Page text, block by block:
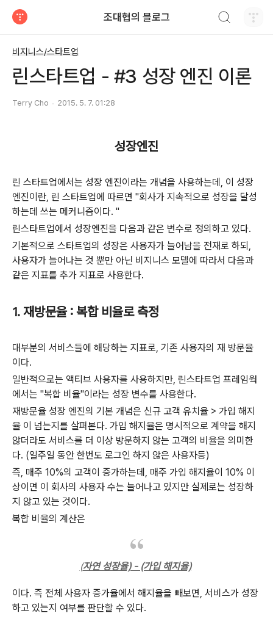
조대협의 블로그
비지니스/스타트업
린스타트업 - #3 성장 엔진 이론
Terry Cho 2015. 5. 7. 01:28
성장엔진
린 스타트업에서는 성장 엔진이라는 개념을 사용하는데, 이 성장
엔진이란, 린 스타트업에 따르면 "회사가 지속적으로 성장을 달성
하는데 쓰는 메커니즘이다. "
린스타트업에서 성장엔진을 다음과 같은 변수로 정의하고 있다.
기본적으로 스타트업의 성장은 사용자가 늘어남을 전재로 하되,
사용자가 늘어나는 것 뿐만 아닌 비지니스 모델에 따라서 다음과
같은 지표를 추가 지표로 사용한다.
1. 재방문율 : 복합 비율로 측정
대부분의 서비스들에 해당하는 지표로, 기존 사용자의 재 방문율
이다.
일반적으로는 액티브 사용자를 사용하지만, 린스타트업 프레임웍
에서는 "복합 비율"이라는 성장 변수를 사용한다.
재방문율 성장 엔진의 기본 개념은 신규 고객 유치율 > 가입 해지
율 이 넘는지를 살펴본다. 가입 해지율은 명시적으로 계약을 해지
않더라도 서비스를 더 이상 방문하지 않는 고객의 비율을 의미한
다. (일주일 동안 한번도 로그인 하지 않은 사용자등)
즉, 매주 10%의 고객이 증가하는데, 매주 가입 해지율이 10% 이
상이면 이 회사의 사용자 수는 늘어나고 있지만 실제로는 성장하
지 않고 있는 것이다.
복합 비율의 계산은
(자연 성장율) - (가입 해지율)
이다. 즉 전체 사용자 증가율에서 해지율을 빼보면, 서비스가 성장
하고 있는지 여부를 판단할 수 있다.